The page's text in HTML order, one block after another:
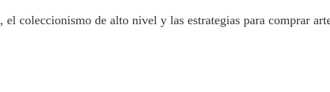
coleccionismo de alto nivel y las estrategias para comprar